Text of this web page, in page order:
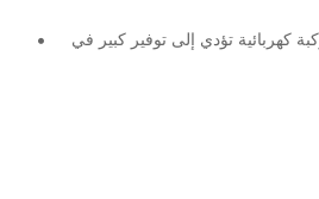
كهربائية تؤدي إلى توفير كبير في